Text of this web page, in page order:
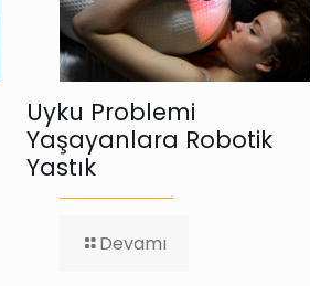
Uyku Problemi
Yaşayanlara Robotik
Yastık
Devamı-